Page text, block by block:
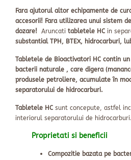
Fara ajutorul altor echipamente de
accesorii! Fara utilizarea unui sistem
dozare!
Aruncati tabletele HC in
substantial TPH, BTEX, hidrocarburi,
Tabletele de Bioactivatori HC contin
bacterii naturale , care digera
produsele petroliere, acumulate în
separatorului de hidrocarburi.
Tabletele HC sunt concepute, astfel
interiorul separatorului de hidrocarburi.
Proprietati si beneficii
Compozitie bazata pe